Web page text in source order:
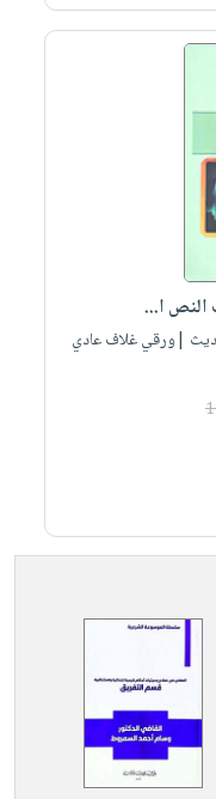
النص ا...
|ورقي غلاف عادي